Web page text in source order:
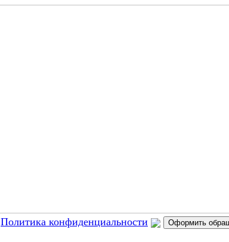
Политика конфиденциальности Оформить